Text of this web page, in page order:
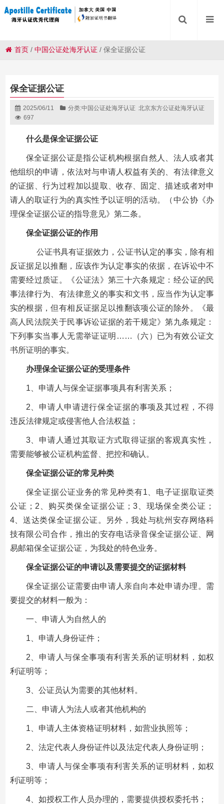
首页 /中国公证处海牙认证 /保全证据公证
保全证据公证
2025/06/11 分类:中国公证处海牙认证 北京东方公证处海牙认证
697
什么是保全证据公证
保全证据公证是指公证机构根据自然人、法人或者其
他组织的申请，依法对与申请人权益有关的、有法律意义
的证据、行为过程加以提取、收存、固定、描述或者对申
请人的取证行为的真实性予以证明的活动。（中公协《办
理保全证据公证的指导意见》第二条。
保全证据公证的作用
公证书具有证据效力，公证书认定的事实，除有相
反证据足以推翻，应该作为认定事实的依据，在诉讼中不
需要经过质证。《公证法》第三十六条规定：经公证的民
事法律行为、有法律意义的事实和文书，应当作为认定事
实的根据，但有相反证据足以推翻该项公证的除外。《最
高人民法院关于民事诉讼证据的若干规定》第九条规定：
下列事实当事人无需举证证明……（六）已为有效公证文
书所证明的事实。
办理保全证据公证的受理条件
1、申请人与保全证据事项具有利害关系；
2、申请人申请进行保全证据的事项及其过程，不得
违反法律规定或侵害他人合法权益；
3、申请人通过其取证方式取得证据的客观真实性，
需要能够被公证机构监督、把控和确认。
保全证据公证的常见种类
保全证据公证业务的常见种类有1、电子证据取证类
公证；2、购买类保全证据公证；3、现场保全类公证；
4、送达类保全证据公证。另外，我处与杭州安存网络科
技有限公司合作，推出的安存电话录音保全证据公证、网
易邮箱保全证据公证，为我处的特色业务。
保全证据公证的申请以及需要提交的证据材料
保全证据公证需要由申请人亲自向本处申请办理。需
要提交的材料一般为：
一、申请人为自然人的
1、申请人身份证件；
2、申请人与保全事项有利害关系的证明材料，如权
利证明等；
3、公证员认为需要的其他材料。
二、申请人为法人或者其他机构的
1、申请人主体资格证明材料，如营业执照等；
2、法定代表人身份证件以及法定代表人身份证明；
3、申请人与保全事项有利害关系的证明材料，如权
利证明等；
4、如授权工作人员办理的，需要提供授权委托书；